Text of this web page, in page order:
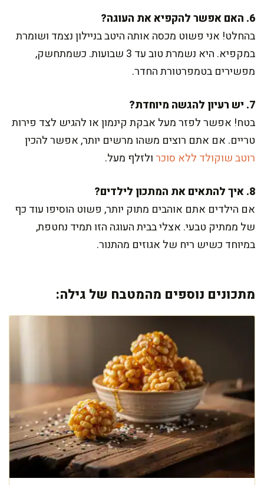
6. האם אפשר להקפיא את העוגה?
בהחלט! אני פשוט מכסה אותה היטב בניילון נצמד ושומרת
במקפיא. היא נשמרת טוב עד 3 שבועות. כשמתחשק,
מפשירים בטמפרטורת החדר.
7. יש רעיון להגשה מיוחדת?
בטח! אפשר לפזר מעל אבקת קינמון או להגיש לצד פירות
טריים. אם אתם רוצים משהו מרשים יותר, אפשר להכין
רוטב שוקולד ללא סוכרולזלף מעל.
8. איך להתאים את המתכון לילדים?
אם הילדים אתם אוהבים מתוק יותר, פשוט הוסיפו עוד כף
של ממתיק טבעי. אצלי בבית העוגה הזו תמיד נחטפת,
במיוחד כשיש ריח של אגוזים מהתנור.
מתכונים נוספים מהמטבח של גילה: